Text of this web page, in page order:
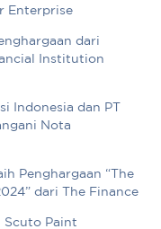
Enterprise
dari
Institution
Indonesia dan PT
Nota
Penghargaan “The
dari The Finance
Scuto Paint